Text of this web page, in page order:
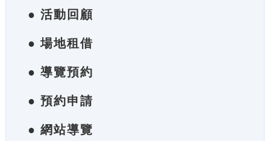
● 活動回顧
● 場地租借
● 導覽預約
● 預約申請
● 網站導覽